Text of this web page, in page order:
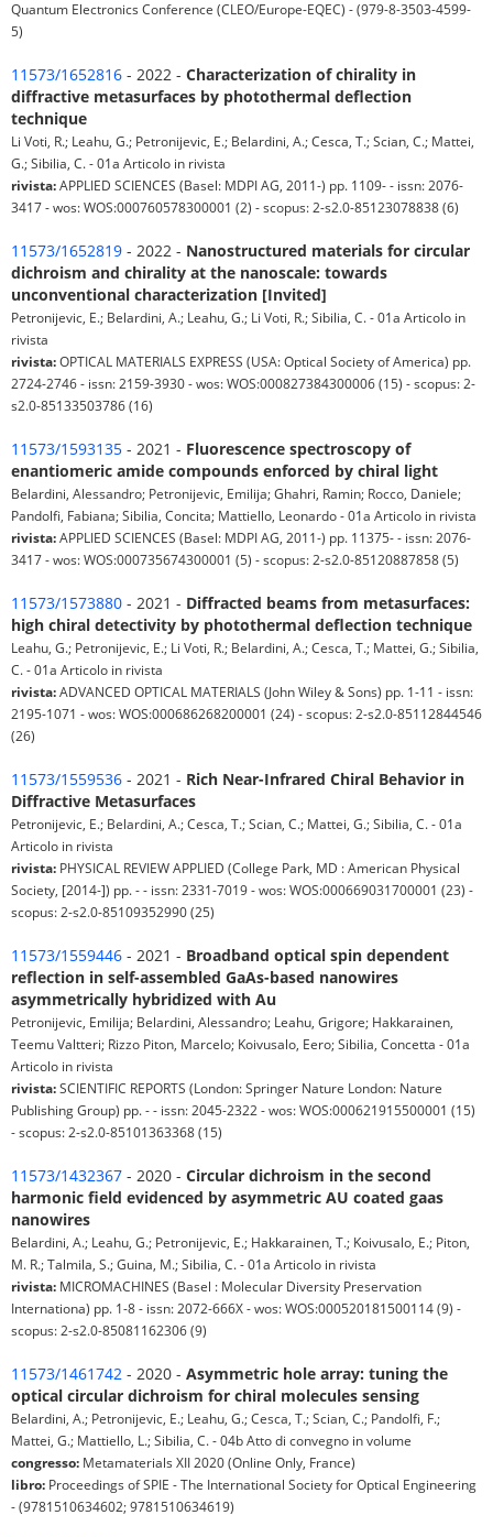
Quantum Electronics Conference (CLEO/Europe-EQEC) - (979-8-3503-4599-
5)
11573/1652816 - 2022 - Characterization of chirality in
diffractive metasurfaces by photothermal deflection
technique
Li Voti, R.; Leahu, G.; Petronijevic, E.; Belardini, A.; Cesca, T.; Scian, C.; Mattei,
G.; Sibilia, C. - 01a Articolo in rivista
rivista:APPLIED SCIENCES (Basel: MDPI AG, 2011-) pp. 1109- - issn: 2076-
3417 - wos: WOS:000760578300001 (2) - scopus: 2-s2.0-85123078838 (6)
11573/1652819 - 2022 - Nanostructured materials for circular
dichroism and chirality at the nanoscale: towards
unconventional characterization [Invited]
Petronijevic, E.; Belardini, A.; Leahu, G.; Li Voti, R.; Sibilia, C. - 01a Articolo in
rivista
rivista:OPTICAL MATERIALS EXPRESS (USA: Optical Society of America) pp.
2724-2746 - issn: 2159-3930 - wos: WOS:000827384300006 (15) - scopus: 2-
s2.0-85133503786 (16)
11573/1593135 - 2021 - Fluorescence spectroscopy of
enantiomeric amide compounds enforced by chiral light
Belardini, Alessandro; Petronijevic, Emilija; Ghahri, Ramin; Rocco, Daniele;
Pandolfi, Fabiana; Sibilia, Concita; Mattiello, Leonardo - 01a Articolo in rivista
rivista:APPLIED SCIENCES (Basel: MDPI AG, 2011-) pp. 11375- - issn: 2076-
3417 - wos: WOS:000735674300001 (5) - scopus: 2-s2.0-85120887858 (5)
11573/1573880 - 2021 - Diffracted beams from metasurfaces:
high chiral detectivity by photothermal deflection technique
Leahu, G.; Petronijevic, E.; Li Voti, R.; Belardini, A.; Cesca, T.; Mattei, G.; Sibilia,
C. - 01a Articolo in rivista
rivista:ADVANCED OPTICAL MATERIALS (John Wiley & Sons) pp. 1-11 - issn:
2195-1071 - wos: WOS:000686268200001 (24) - scopus: 2-s2.0-85112844546
(26)
11573/1559536 - 2021 - Rich Near-Infrared Chiral Behavior in
Diffractive Metasurfaces
Petronijevic, E.; Belardini, A.; Cesca, T.; Scian, C.; Mattei, G.; Sibilia, C. - 01a
Articolo in rivista
rivista: PHYSICAL REVIEW APPLIED (College Park, MD : American Physical
Society, [2014-]) pp. - - issn: 2331-7019 - wos: WOS:000669031700001 (23) -
scopus: 2-s2.0-85109352990 (25)
11573/1559446 - 2021 - Broadband optical spin dependent
reflection in self-assembled GaAs-based nanowires
asymmetrically hybridized with Au
Petronijevic, Emilija; Belardini, Alessandro; Leahu, Grigore; Hakkarainen,
Teemu Valtteri; Rizzo Piton, Marcelo; Koivusalo, Eero; Sibilia, Concetta - 01a
Articolo in rivista
rivista:SCIENTIFIC REPORTS (London: Springer Nature London: Nature
Publishing Group) pp. - - issn: 2045-2322 - wos: WOS:000621915500001 (15)
- scopus: 2-s2.0-85101363368 (15)
11573/1432367 - 2020 - Circular dichroism in the second
harmonic field evidenced by asymmetric AU coated gaas
nanowires
Belardini, A.; Leahu, G.; Petronijevic, E.; Hakkarainen, T.; Koivusalo, E.; Piton,
M. R.; Talmila, S.; Guina, M.; Sibilia, C. - 01a Articolo in rivista
rivista: MICROMACHINES (Basel : Molecular Diversity Preservation
Internationa) pp. 1-8 - issn: 2072-666X - wos: WOS:000520181500114 (9) -
scopus: 2-s2.0-85081162306 (9)
11573/1461742 - 2020 - Asymmetric hole array: tuning the
optical circular dichroism for chiral molecules sensing
Belardini, A.; Petronijevic, E.; Leahu, G.; Cesca, T.; Scian, C.; Pandolfi, F.;
Mattei, G.; Mattiello, L.; Sibilia, C. - 04b Atto di convegno in volume
congresso: Metamaterials XII 2020 (Online Only, France)
libro: Proceedings of SPIE - The International Society for Optical Engineering
- (9781510634602; 9781510634619)